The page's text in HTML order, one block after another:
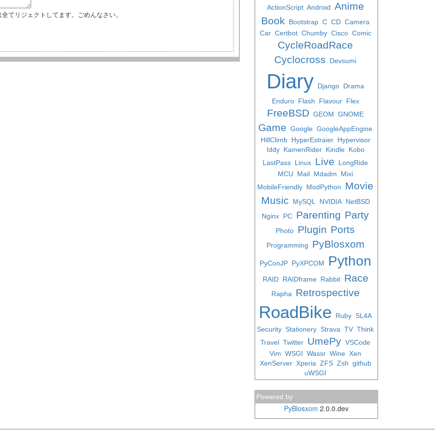
てリジェクトしてます。ごめんなさい。
ActionScript Android Anime
Book
Bootstrap C CD Camera
Car Certbot Chumby Cisco Comic
CycleRoadRace
Cyclocross
Devsumi
Diary Django Drama
Enduro Flash Flavour Flex
FreeBSD GEOM GNOME
Game Google GoogleAppEngine
HillClimb HyperEstraier Hypervisor
Iddy KamenRider Kindle Kobo
LastPass Linux Live
LongRide
MCU
Mail Mdadm
Mixi
MobileFriendly ModPython
Movie
Music
MySQL NVIDIA NetBSD
Nginx PC Parenting Party
Photo Plugin Ports
Programming PyBlosxom
PyConJP PyXPCOM Python
RAID RAIDframe Rabbit Race
Rapha Retrospective
RoadBike Ruby SL4A
Security Stationery Strava TV Think
Travel Twitter UmePy VSCode
Vim WSGI Wassr Wine Xen
XenServer Xperia ZFS Zsh github
uWSGI
Powered by
PyBlosxom 2.0.0.dev